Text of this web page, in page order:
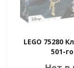
LEGO 75280
501-